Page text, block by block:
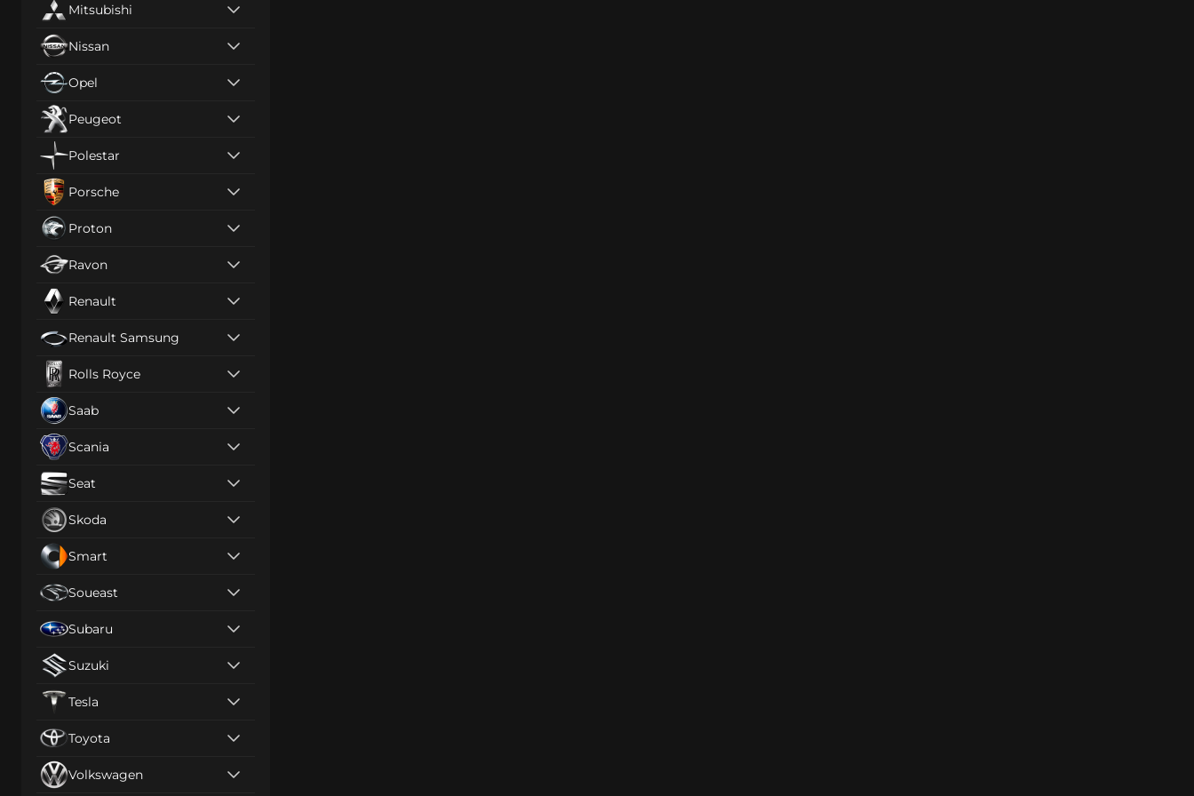
Mitsubishi
Nissan
Opel
Peugeot
Polestar
Porsche
Proton
Ravon
Renault
Renault Samsung
Rolls Royce
Saab
Scania
Seat
Skoda
Smart
Soueast
Subaru
Suzuki
Tesla
Toyota
Volkswagen